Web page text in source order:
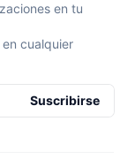
en tu
cualquier
Suscribirse